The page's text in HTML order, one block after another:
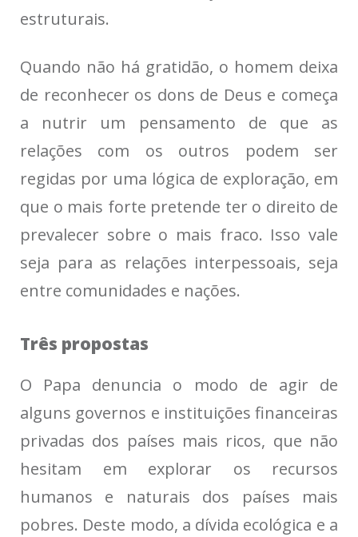
estruturais.
Quando não há gratidão, o homem deixa
de reconhecer os dons de Deus e começa
a nutrir um pensamento de que as
relações com os outros podem ser
regidas por uma lógica de exploração, em
que o mais forte pretende ter o direito de
prevalecer sobre o mais fraco. Isso vale
seja para as relações interpessoais, seja
entre comunidades e nações.
Três propostas
O Papa denuncia o modo de agir de
alguns governos e instituições financeiras
privadas dos países mais ricos, que não
hesitam em explorar os recursos
humanos e naturais dos países mais
pobres. Deste modo, a dívida ecológica e a